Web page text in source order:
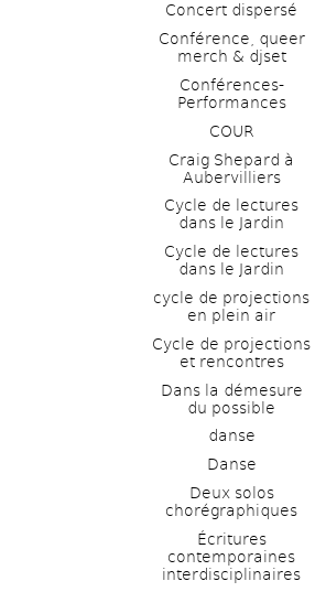
Concert dispersé
Conférence, queer
merch & djset
Conférences-
Performances
COUR
Craig Shepard à
Aubervilliers
Cycle de lectures
dans le Jardin
Cycle de lectures
dans le Jardin
cycle de projections
en plein air
Cycle de projections
et rencontres
Dans la démesure
du possible
danse
Danse
Deux solos
chorégraphiques
Écritures
contemporaines
interdisciplinaires